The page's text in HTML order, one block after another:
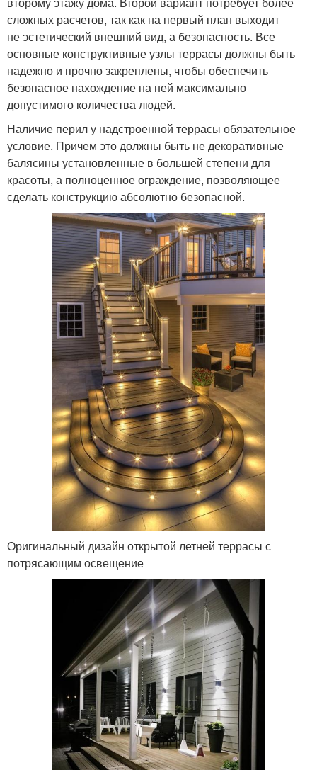
сложных расчетов, так как на первый план выходит
не эстетический внешний вид, а безопасность. Все
основные конструктивные узлы террасы должны быть
надежно и прочно закреплены, чтобы обеспечить
безопасное нахождение на ней максимально
допустимого количества людей.
Наличие перил у надстроенной террасы обязательное
условие. Причем это должны быть не декоративные
балясины установленные в большей степени для
красоты, а полноценное ограждение, позволяющее
сделать конструкцию абсолютно безопасной.
Оригинальный дизайн открытой летней террасы с
потрясающим освещение